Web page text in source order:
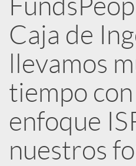
e
s
S
o
Caja de
llevamos
tiempo
enfoque
nuestros